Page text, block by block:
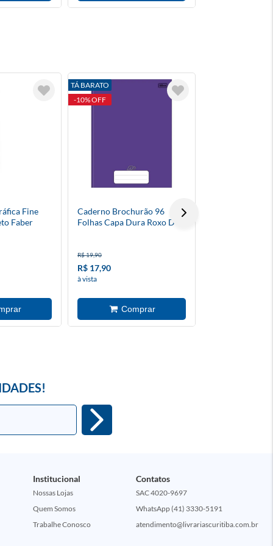
Fine
Faber
TÁ BARATO
-10% OFF
Caderno Brochurão 96
Folhas Capa Dura Roxo D+
R$ 19,90
R$ 17,90
à vista
Institucional
Nossas Lojas
Quem Somos
Trabalhe Conosco
Contatos
SAC 4020-9697
WhatsApp (41) 3330-5191
atendimento@livrariascuritiba.com.br